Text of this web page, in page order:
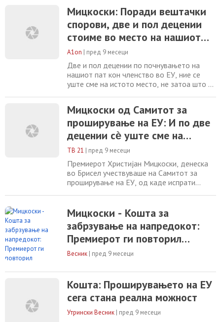
порача премиерот Христијан Мицкоски на
денешниот Самит за проширувањето во
Брисел, организиран од страна на
телевизијата Еуроњуз. Мицкоски
потенцира дека земјава
Мицкоски: Поради вештачки
спорови, две и пол децении
стоиме во место на нашиот
европски пат
A1on | пред 9 месеци
Две и пол децении по почнувањето на
нашиот пат кон членство во ЕУ, ние се
уште сме на истото место, не затоа што не
порача премиерот Христијан Мицкоски на
денешниот Самит за проширувањето во
Брисел, организиран од страна на
телевизијата Еуроњуз. Мицкоски
потенцира дека земјава
Мицкоски од Самитот за
проширување на ЕУ: И по две
децении сѐ уште сме на
истата стартна линија и
покрај бројните отстапки
ТВ 21 | пред 9 месеци
Премиерот Христијан Мицкоски, денеска
во Брисел учествуваше на Самитот за
проширување на ЕУ, од каде испрати
покрај бројните отстапки како промените
на Уставот, името, знамето… „На Самитот
за проширување на ЕУ во Брисел,
организиран од Еуроњуз, говорев за
Мицкоски - Кошта за
забрзување на напредокот:
Премиерот ги повторил
достоинствените позиции на
Весник | пред 9 месеци
Кошта: Проширувањето на ЕУ
сега стана реална можност
Утрински Весник | пред 9 месеци